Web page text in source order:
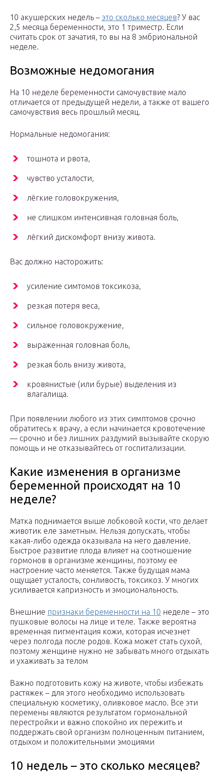
10 акушерских недель – это сколько месяцев? У вас
2,5 месяца беременности, это 1 триместр. Если
считать срок от зачатия, то вы на 8 эмбриональной
неделе.
Возможные недомогания
На 10 неделе беременности самочувствие мало
отличается от предыдущей недели, а также от вашего
самочувствия весь прошлый месяц.
Нормальные недомогания:
тошнота и рвота,
чувство усталости,
лёгкие головокружения,
не слишком интенсивная головная боль,
лёгкий дискомфорт внизу живота.
Вас должно насторожить:
усиление симтомов токсикоза,
резкая потеря веса,
сильное головокружение,
выраженная головная боль,
резкая боль внизу живота,
кровянистые (или бурые) выделения из
влагалища.
При появлении любого из этих симптомов срочно
обратитесь к врачу, а если начинается кровотечение
— срочно и без лишних раздумий вызывайте скорую
помощь и не отказывайтесь от госпитализации.
Какие изменения в организме
беременной происходят на 10
неделе?
Матка поднимается выше лобковой кости, что делает
животик еле заметным. Нельзя допускать, чтобы
какая-либо одежда оказывала на него давление.
Быстрое развитие плода влияет на соотношение
гормонов в организме женщины, поэтому ее
настроение часто меняется. Также будущая мама
ощущает усталость, сонливость, токсикоз. У многих
усиливается капризность и эмоциональность.
Внешние признаки беременности на 10 неделе – это
пушковые волосы на лице и теле. Также вероятна
временная пигментация кожи, которая исчезнет
через полгода после родов. Кожа может стать сухой,
поэтому женщине нужно не забывать много отдыхать
и ухаживать за телом
Важно подготовить кожу на животе, чтобы избежать
растяжек – для этого необходимо использовать
специальную косметику, оливковое масло. Все эти
перемены являются результатом гормональной
перестройки и важно спокойно их пережить и
поддержать свой организм полноценным питанием,
отдыхом и положительными эмоциями
10 недель – это сколько месяцев?